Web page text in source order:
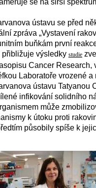
se na širší
ústavu se před
zpráva „Vystavení
buňkám první
přibližuje výsledky studie
Cancer Research,
Laboratoře vrozené a
ústavu Tatyanou
infikování solidního
může
k útoku proti
působily spíše k